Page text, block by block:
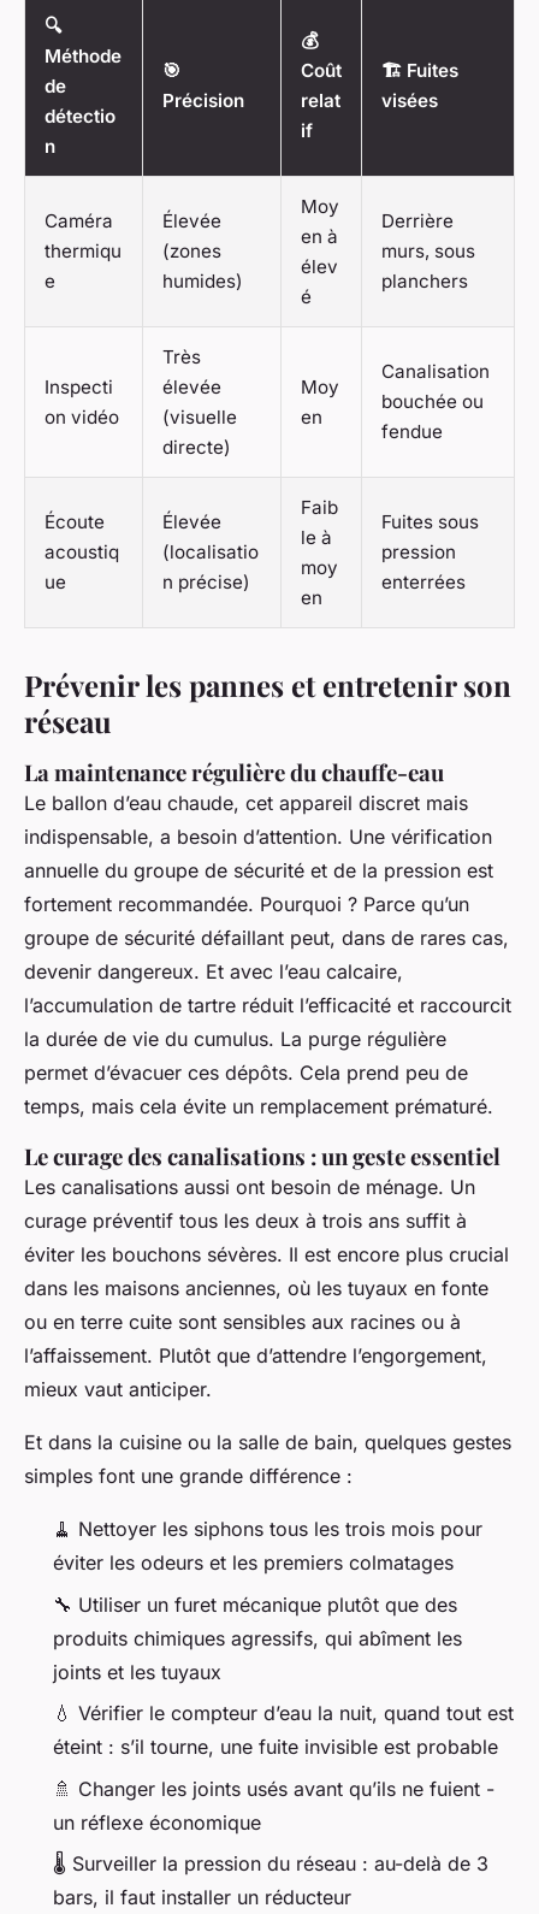
🔍
Méthode
de
détectio
n
🎯
Précision
💰
Coût
relat
if
🏗️ Fuites
visées
Caméra
thermiqu
e
Élevée
(zones
humides)
Moy
en à
élev
é
Derrière
murs, sous
planchers
Inspecti
on vidéo
Très
élevée
(visuelle
directe)
Moy
en
Canalisation
bouchée ou
fendue
Écoute
acoustiq
ue
Élevée
(localisatio
n précise)
Faib
le à
moy
en
Fuites sous
pression
enterrées
Prévenir les pannes et entretenir son
réseau
La maintenance régulière du chauffe-eau
Le ballon d’eau chaude, cet appareil discret mais
indispensable, a besoin d’attention. Une vérification
annuelle du groupe de sécurité et de la pression est
fortement recommandée. Pourquoi ? Parce qu’un
groupe de sécurité défaillant peut, dans de rares cas,
devenir dangereux. Et avec l’eau calcaire,
l’accumulation de tartre réduit l’efficacité et raccourcit
la durée de vie du cumulus. La purge régulière
permet d’évacuer ces dépôts. Cela prend peu de
temps, mais cela évite un remplacement prématuré.
Le curage des canalisations : un geste essentiel
Les canalisations aussi ont besoin de ménage. Un
curage préventif tous les deux à trois ans suffit à
éviter les bouchons sévères. Il est encore plus crucial
dans les maisons anciennes, où les tuyaux en fonte
ou en terre cuite sont sensibles aux racines ou à
l’affaissement. Plutôt que d’attendre l’engorgement,
mieux vaut anticiper.
Et dans la cuisine ou la salle de bain, quelques gestes
simples font une grande différence :
🧹 Nettoyer les siphons tous les trois mois pour
éviter les odeurs et les premiers colmatages
🔧 Utiliser un furet mécanique plutôt que des
produits chimiques agressifs, qui abîment les
joints et les tuyaux
💧 Vérifier le compteur d’eau la nuit, quand tout est
éteint : s’il tourne, une fuite invisible est probable
🚿 Changer les joints usés avant qu’ils ne fuient -
un réflexe économique
🌡️ Surveiller la pression du réseau : au-delà de 3
bars, il faut installer un réducteur